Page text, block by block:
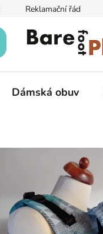
Reklamační řád
Dámská obuv